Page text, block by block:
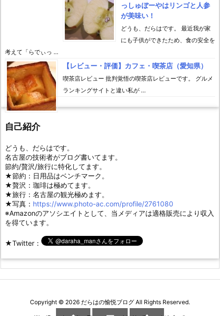
っしゅぼーやはリンゴと人参
が美味い！
どうも、だらはです。 最近我が家
にも子供ができたため、食の安全を
考えて「らでぃっ …
【レビュー・評価】カフェ・喫茶店（愛知県）
喫茶店レビュー 批判覚悟の喫茶店レビューです。 グルメ
ランキングサイトと違い私が …
自己紹介
どうも、だらはです。
名古屋の技術者がブログ書いてます。
節約/贅沢/旅行に特化してます。
★節約：日用品はベンチマーク。
★贅沢：珈琲は極めてます。
★旅行：名古屋の観光極めます。
★写真： https://www.photo-ac.com/profile/2761080
※Amazonのアソシエイトとして、当メディアは適格販売により収入
を得ています。
★Twitter：
Copyright © 2026 だらはの愉悦ブログ All Rights Reserved.